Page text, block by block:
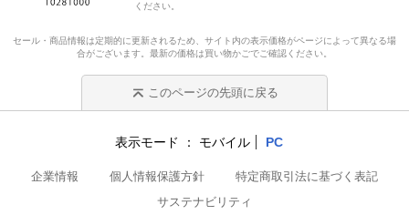
ください。
セール・商品情報は定期的に更新されるため、サイト内の表示価格がページによって異なる場
合がございます。最新の価格は買い物かごでご確認ください。
このページの先頭に戻る
表示モード モバイル PC
企業情報 個人情報保護方針
特定商取引法に基づく表記
サステナビリティ